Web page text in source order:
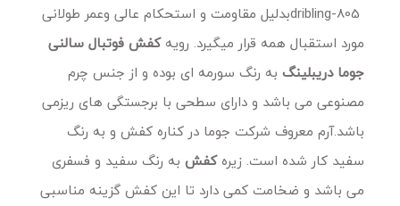
dribling-805بدلیل مقاومت و استحکام عالی وعمر طولانی
مورد استقبال همه قرار میگیرد. رویهکفش فوتبال سالنی
جوما دریبلینگ به رنگ سورمه ای بوده و از جنس چرم
مصنوعی می باشد و دارای سطحی با برجستگی های ریزمی
باشد.آرم معروف شرکت جوما در کناره کفش و به رنگ
سفید کار شده است. زیرهکفش به رنگ سفید و فسفری
می باشد و ضخامت کمی دارد تا این کفش گزینه مناسبی